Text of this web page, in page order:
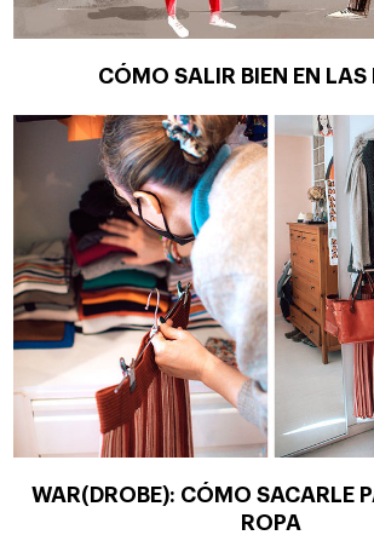
CÓMO SALIR BIEN EN LAS
WAR(DROBE): CÓMO SACARLE
ROPA